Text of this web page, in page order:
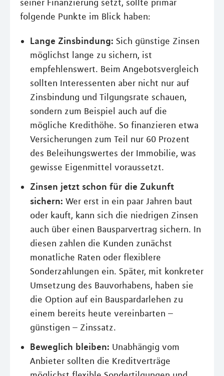
seiner Finanzierung setzt, sollte primär
folgende Punkte im Blick haben:
Lange Zinsbindung: Sich günstige Zinsen
möglichst lange zu sichern, ist
empfehlenswert. Beim Angebotsvergleich
sollten Interessenten aber nicht nur auf
Zinsbindung und Tilgungsrate schauen,
sondern zum Beispiel auch auf die
mögliche Kredithöhe. So finanzieren etwa
Versicherungen zum Teil nur 60 Prozent
des Beleihungswertes der Immobilie, was
gewisse Eigenmittel voraussetzt.
Zinsen jetzt schon für die Zukunft
sichern: Wer erst in ein paar Jahren baut
oder kauft, kann sich die niedrigen Zinsen
auch über einen Bausparvertrag sichern. In
diesen zahlen die Kunden zunächst
monatliche Raten oder flexiblere
Sonderzahlungen ein. Später, mit konkreter
Umsetzung des Bauvorhabens, haben sie
die Option auf ein Bauspardarlehen zu
einem bereits heute vereinbarten –
günstigen – Zinssatz.
Beweglich bleiben: Unabhängig vom
Anbieter sollten die Kreditverträge